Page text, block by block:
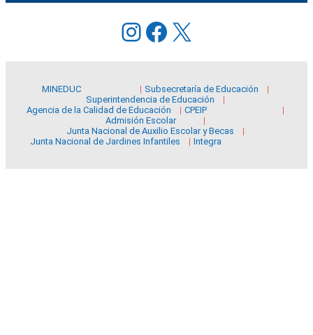
Instagram
Facebook
X
MINEDUC
Subsecretaría de Educación
Superintendencia de Educación
Agencia de la Calidad de Educación
CPEIP
Admisión Escolar
Junta Nacional de Auxilio Escolar y Becas
Junta Nacional de Jardines Infantiles
Integra